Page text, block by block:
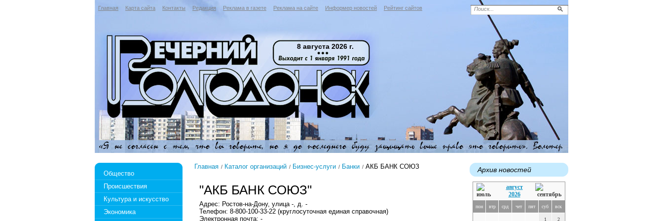
Главная Карта сайта Контакты Редакция Реклама в газете Реклама на сайте Информер новостей Рейтинг сайтов
8 августа 2026 г.
Общество
Происшествия
Культура и искусство
Экономика
Главная Каталог организаций Бизнес-услуги Банки АКБ БАНК СОЮЗ
"АКБ БАНК СОЮЗ"
Адрес: Ростов-на-Дону, улица -, д. -
Телефон: 8-800-100-33-22 (круглосуточная единая справочная)
Электронная почта: -
Архив новостей
август
2026
пон втр срд чет пят суб вск
1 2